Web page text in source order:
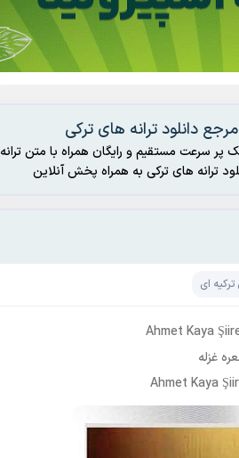
پر سرعت مستقیم و رایگان همراه با متن ترانه
ای
غزله
Ahmet Kaya